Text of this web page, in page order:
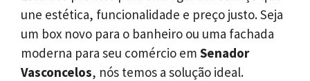
une estética, funcionalidade e preço justo. Seja
um box novo para o banheiro ou uma fachada
moderna para seu comércio em Senador
Vasconcelos, nós temos a solução ideal.